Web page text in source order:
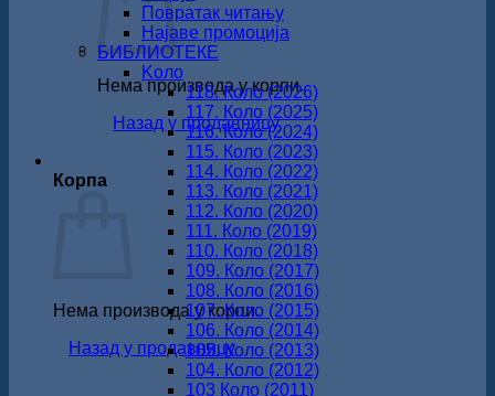
Нема производа у корпи.
Назад у продавницу
Корпа
Нема производа у корпи.
Назад у продавницу
Повратак читању
Најаве промоција
БИБЛИОТЕКЕ
Koло
118. Коло (2026)
117. Коло (2025)
116. Коло (2024)
115. Коло (2023)
114. Коло (2022)
113. Коло (2021)
112. Коло (2020)
111. Коло (2019)
110. Коло (2018)
109. Коло (2017)
108. Коло (2016)
107. Коло (2015)
106. Коло (2014)
105. Коло (2013)
104. Коло (2012)
103 Коло (2011)